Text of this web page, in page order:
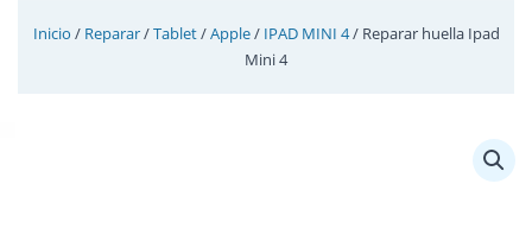
Inicio / Reparar/Tablet/Apple/ IPAD MINI 4/ Reparar huella Ipad
Mini 4